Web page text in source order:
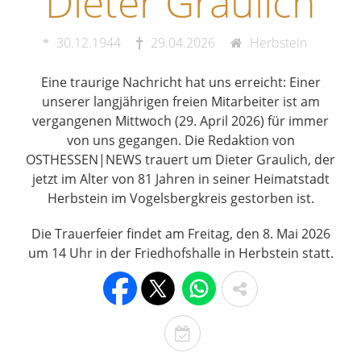
30.12.1944 29.04.2026 Herbstein
Eine traurige Nachricht hat uns erreicht: Einer
unserer langjährigen freien Mitarbeiter ist am
vergangenen Mittwoch (29. April 2026) für immer
von uns gegangen. Die Redaktion von
OSTHESSEN|NEWS trauert um Dieter Graulich, der
jetzt im Alter von 81 Jahren in seiner Heimatstadt
Herbstein im Vogelsbergkreis gestorben ist.
Die Trauerfeier findet am Freitag, den 8. Mai 2026
um 14 Uhr in der Friedhofshalle in Herbstein statt.
T
o